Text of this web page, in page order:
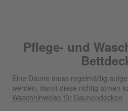
Pflege- und
Eine Daune muss regelmäßig
werden, damit diese richtig atmen
Waschhinweise für Daunendecken